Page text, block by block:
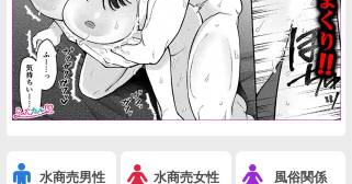
水商売男性 水商売女性 風俗関係